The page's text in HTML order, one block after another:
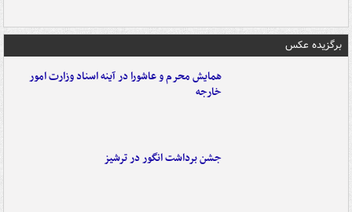
برگزیده عکس
همایش محرم و عاشورا در آینه اسناد وزارت امور
خارجه
جشن برداشت انگور در ترشیز